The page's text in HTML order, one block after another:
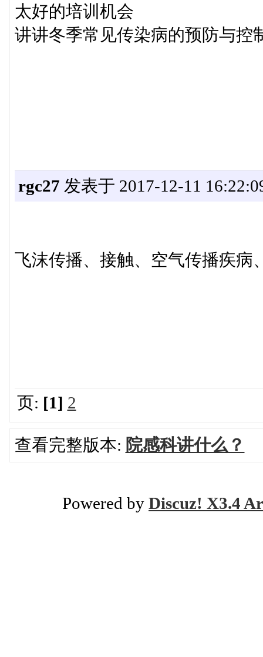
太好的培训机会
讲讲冬季常见传染病的预防与控
rgc27 发表于 2017-12-11
飞沫传播、接触、空气传播疾病
页: [1] 2
查看完整版本: 院感科讲什么？
Powered by Discuz! X3.4